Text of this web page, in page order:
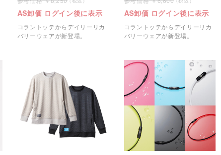
AS卸価 ログイン後に表示
コラントッテからデイリーリカ
バリーウェアが新登場。
AS卸価 ログイン後に表示
コラントッテからデイリーリカ
バリーウェアが新登場。